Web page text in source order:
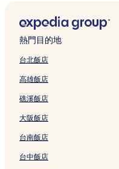
結
結
g
的
連
結
C
e
n
t
r
連
結
u
l
a
的
結
的
連
結
d
W
-
V
l
a
S
e
a
i
結
t
i
n
g
連
K
e
n
d
n
的
連
結
c
B
&
B
連
s
o
r
t
連
l
a
的
連
e
l
的
連
熱門目的地
台北飯店
高雄飯店
礁溪飯店
大阪飯店
台南飯店
台中飯店